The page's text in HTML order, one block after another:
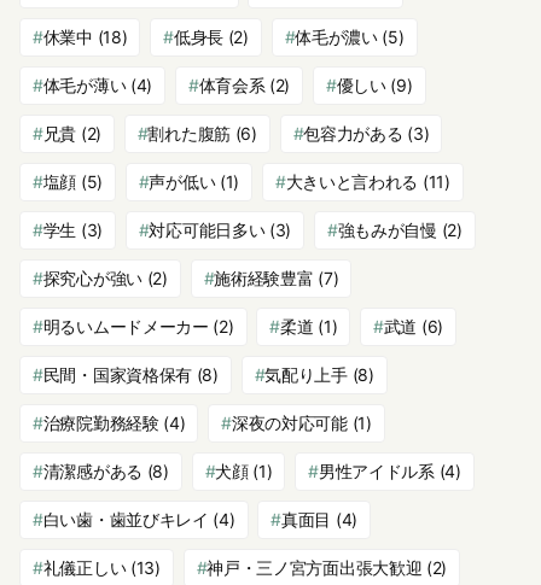
休業中 (18) 低身長(2) 体毛が濃い(5)
体毛が薄い(4) 体育会系 (2) 優しい(9)
兄貴 (2) 割れた腹筋(6) 包容力がある (3)
塩顔 (5) 声が低い(1) 大きいと言われる (11)
学生 (3) 対応可能日多い(3) 強もみが自慢 (2)
探究心が強い(2) 施術経験豊富 (7)
明るいムードメーカー (2) 柔道 (1) 武道 (6)
民間・国家資格保有 (8) 気配り上手(8)
治療院勤務経験(4) 深夜の対応可能(1)
清潔感がある (8) 犬顔(1) 男性アイドル系 (4)
白い歯・歯並びキレイ (4) 真面目 (4)
礼儀正しい(13) 神戸・三ノ宮方面出張大歓迎 (2)